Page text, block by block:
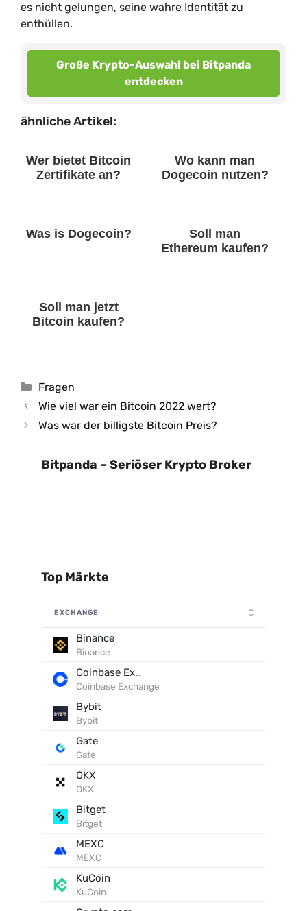
es nicht gelungen, seine wahre Identität zu
enthüllen.
Große Krypto-Auswahl bei Bitpanda
entdecken
ähnliche Artikel:
Wer bietet Bitcoin
Zertifikate an?
Wo kann man
Dogecoin nutzen?
Was is Dogecoin?
Soll man
Ethereum kaufen?
Soll man jetzt
Bitcoin kaufen?
Kategorien
Fragen
Wie viel war ein Bitcoin 2022 wert?
Was war der billigste Bitcoin Preis?
Bitpanda – Seriöser Krypto Broker
Top Märkte
EXCHANGE
Binance
Binance
Coinbase Exchange
Coinbase Exchange
Bybit
Bybit
Gate
Gate
OKX
OKX
Bitget
Bitget
MEXC
MEXC
KuCoin
KuCoin